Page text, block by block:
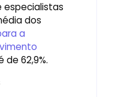
especialistas
dos
a
de 62,9%.